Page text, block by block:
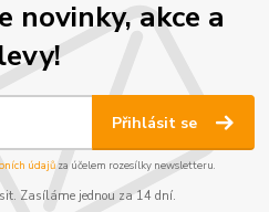
novinky, akce a
Přihlásit se
údajůza účelem rozesílky newsletteru.
Zasíláme jednou za 14 dní.